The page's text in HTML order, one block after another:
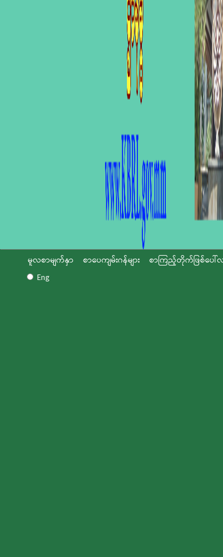
မူလစာမျက်နှာ စာပေကျမ်းဂန်များ
စာကြည့်တိုက်ဖြစ်ပေါ်
Eng